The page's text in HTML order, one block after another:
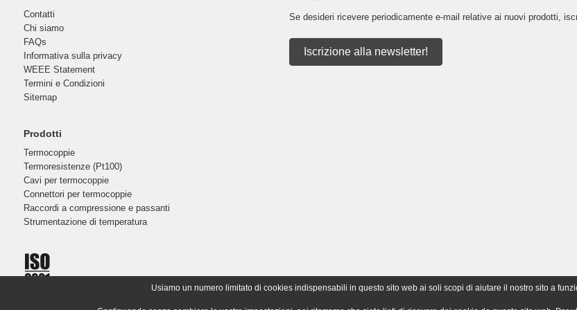
Contatti
Chi siamo
FAQs
Informativa sulla privacy
WEEE Statement
Termini e Condizioni
Sitemap
Prodotti
Termocoppie
Termoresistenze (Pt100)
Cavi per termocoppie
Connettori per termocoppie
Raccordi a compressione e passanti
Strumentazione di temperatura
Se desideri ricevere periodicamente e-mail relative ai nuovi prodotti,
Iscrizione alla newsletter!
Usiamo un numero limitato di cookies indispensabili in questo sito web ai soli scopi di aiutare il nostro sito a